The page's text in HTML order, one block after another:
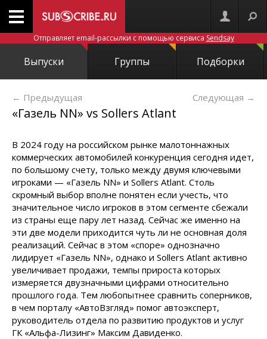
Отправляет email-рассылки с помощью сервиса Sendsay
Выпуски Группы Подборки
← Предыдущая Следующая →
«Газель NN» vs Sollers Atlant
В 2024 году на российском рынке малотоннажных
коммерческих автомобилей конкуренция сегодня идет,
по большому счету, только между двумя ключевыми
игроками — «Газель NN» и Sollers Atlant. Столь
скромный выбор вполне понятен если учесть, что
значительное число игроков в этом сегменте сбежали
из страны еще пару лет назад. Сейчас же именно на
эти две модели приходится чуть ли не основная доля
реализаций. Сейчас в этом «споре» однозначно
лидирует «Газель NN», однако и Sollers Atlant активно
увеличивает продажи, темпы прироста которых
измеряется двузначными цифрами относительно
прошлого года. Тем любопытнее сравнить соперников,
в чем порталу «АвтоВзгляд» помог автоэксперт,
руководитель отдела по развитию продуктов и услуг
ГК «Альфа-Лизинг» Максим Давиденко.